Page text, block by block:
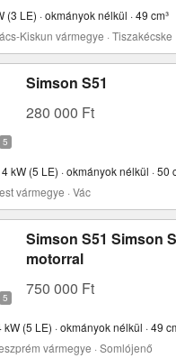
(3 LE) · okmányok nélkül · 49 cm³
Kiskun vármegye · Tiszakécske
Simson S51
280 000 Ft
kW (5 LE) · okmányok nélkül · 50
vármegye · Vác
Simson S51 Simson
motorral
750 000 Ft
kW (5 LE) · okmányok nélkül · 49
vármegye · Somlójenő